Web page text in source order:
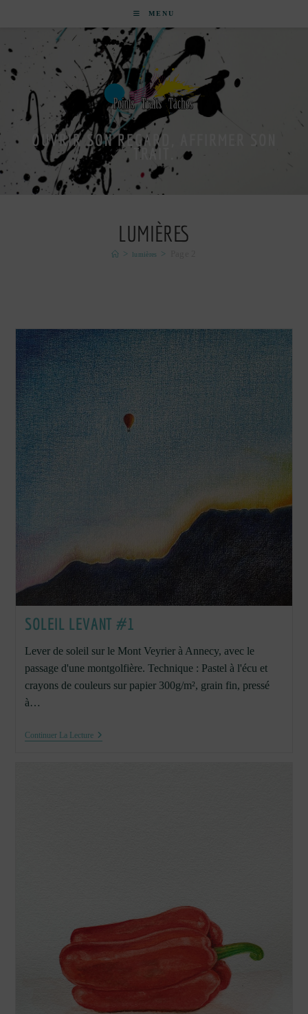
MENU
OUVRIR SON REGARD, AFFIRMER SON
TRAIT.
LUMIÈRES
> lumières >
SOLEIL LEVANT #1
Lever de soleil sur le Mont Veyrier à Annecy, avec le
passage d'une montgolfière. Technique : Pastel à l'écu et
crayons de couleurs sur papier 300g/m², grain fin, pressé
à…
Continuer La LectureSoleil